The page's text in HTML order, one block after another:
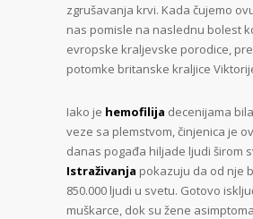
zgrušavanja krvi. Kada čujemo
nas pomisle na naslednu bolest
evropske kraljevske porodice,
potomke britanske kraljice
Iako je hemofilija decenijama
veze sa plemstvom, činjenica je
danas pogađa hiljade ljudi širom
Istraživanja pokazuju da od nje
850.000 ljudi u svetu. Gotovo
muškarce, dok su žene